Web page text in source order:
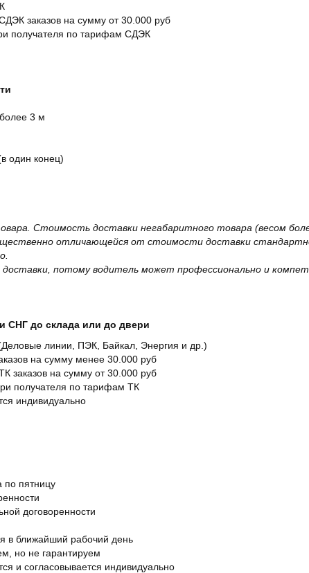
заказов на сумму от 30.000 руб
получателя по тарифам СДЭК
3 м
один конец)
Стоимость доставки негабаритного товара (весом
отличающейся от стоимости доставки
потому водитель может профессионально и
СНГ до склада или до двери
линии, ПЭК, Байкал, Энергия и др.)
на сумму менее 30.000 руб
заказов на сумму от 30.000 руб
получателя по тарифам ТК
индивидуально
по пятницу
договоренности
в ближайший рабочий день
но не гарантируем
и согласовывается индивидуально